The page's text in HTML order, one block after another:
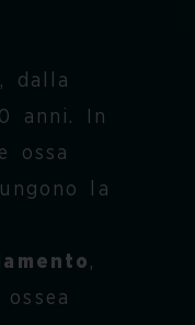
, dalla
anni. In
ossa
la
,